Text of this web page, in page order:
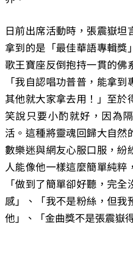
日前出席活動時，張震嶽坦
拿到的是「最佳華語專輯獎
歌王寶座反倒抱持一貫的佛
「我自認唱功普普，能拿到
其他就大家拿去用！」至於
笑說只要小酌就好，因為
活。這種將靈魂回歸大自然
數樂迷與網友心服口服，紛
人能像他一樣這麼簡單純粹
「做到了簡單卻好聽，完
感」、「我不是粉絲，但我
他」、「金曲獎不是張震嶽